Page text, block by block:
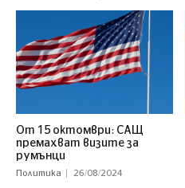
От 15 октомври: САЩ
премахват визите за
румънци
Политика 26/08/2024